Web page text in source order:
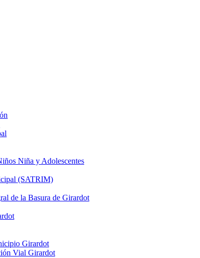
Niña y Adolescentes
(SATRIM)
de la Basura de Girardot
Girardot
Vial Girardot